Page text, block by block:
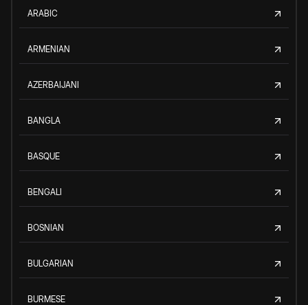
ARABIC
ARMENIAN
AZERBAIJANI
BANGLA
BASQUE
BENGALI
BOSNIAN
BULGARIAN
BURMESE